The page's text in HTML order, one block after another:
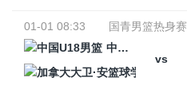
01-01 08:33
国青男篮热身赛
中国U18男篮
vs